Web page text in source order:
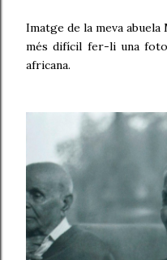
Imatge de la meva
més difícil fer-li una
africana.